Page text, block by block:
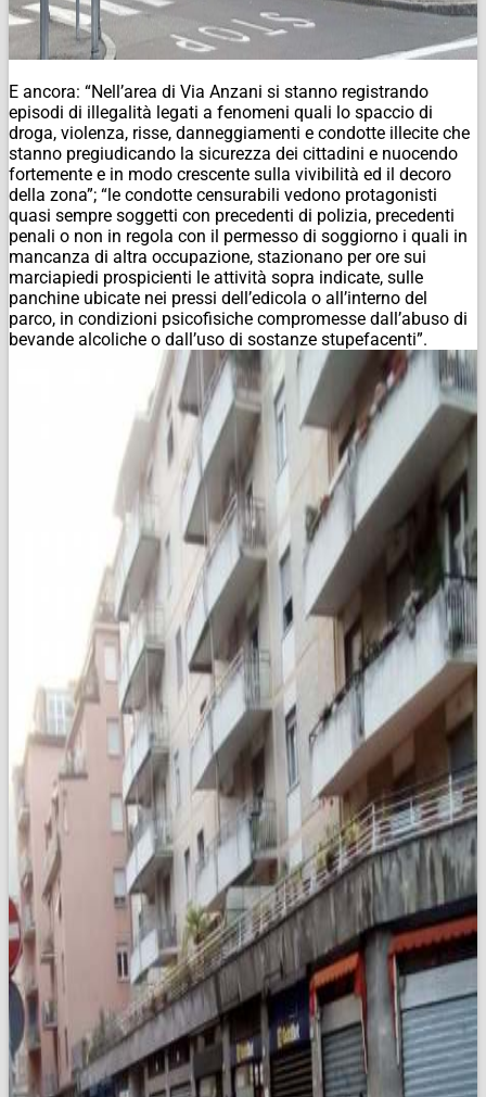
E ancora: “Nell’area di Via Anzani si stanno registrando
episodi di illegalità legati a fenomeni quali lo spaccio di
droga, violenza, risse, danneggiamenti e condotte illecite che
stanno pregiudicando la sicurezza dei cittadini e nuocendo
fortemente e in modo crescente sulla vivibilità ed il decoro
della zona”; “le condotte censurabili vedono protagonisti
quasi sempre soggetti con precedenti di polizia, precedenti
penali o non in regola con il permesso di soggiorno i quali in
mancanza di altra occupazione, stazionano per ore sui
marciapiedi prospicienti le attività sopra indicate, sulle
panchine ubicate nei pressi dell’edicola o all’interno del
parco, in condizioni psicofisiche compromesse dall’abuso di
bevande alcoliche o dall’uso di sostanze stupefacenti”.